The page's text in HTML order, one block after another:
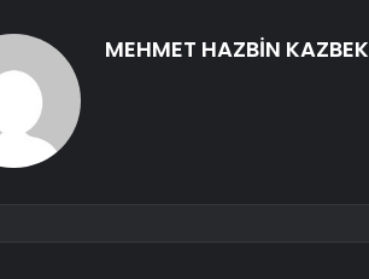
MEHMET HAZBİN KAZBEK